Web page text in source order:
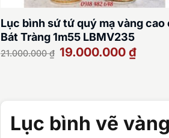
Lục bình sứ tứ quý mạ vàng cao
Bát Tràng 1m55 LBMV235
21.000.000₫ Giá
gốc
19.000.000₫Giá
Lục bình vẽ